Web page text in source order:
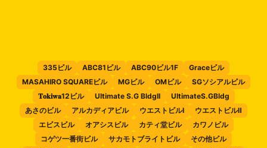
335ビル ABC81ビル ABC90ビル1F
Graceビル
MASAHIRO SQUAREビル
MGビル OMビル
SGソシアルビル
𝐓𝐨𝐤𝐢𝐰𝐚12ビル
Ultimate S.G BldgII
UltimateS.GBldg
あさのビル
アルカディアビル ウエストビルⅠ
ウエストビルⅡ
エビスビル
オアシスビル カティ堂ビル
カワノビル
コゲツ一番街ビル
サカモトブライトビル
その他ビル